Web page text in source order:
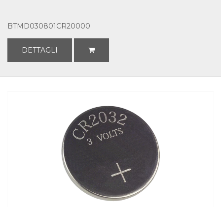
BTMD030801CR20000
DETTAGLI